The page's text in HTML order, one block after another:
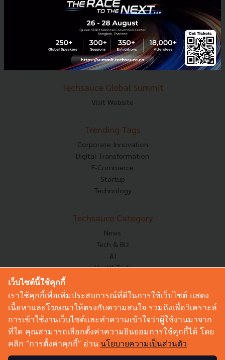
Techsauce Media
About Techsauce
Techsauce Services
Privacy Policy
ส่งบทความ
Techsauce Global Summit
Visit Website
Trending Tags
Corporate Innovation
Digital Transformation
E-Commerce
Startup
Technology
Techsauce Category
News
Tech & Biz
AI
HealthTech
Corp Innov
Saucy Thoughts
Based On
Sustainable
Videos
Podcast
เว็บไซต์นี้ใช้คุกกี้
เราใช้คุกกี้เพื่อเพิ่มประสบการณ์ที่ดีในการใช้เว็บไซต์ แสดง
เนื้อหาและโฆษณาให้ตรงกับความสนใจ รวมถึงเพื่อวิเคราะห์
การเข้าใช้งานเว็บไซต์และทำความเข้าใจว่าผู้ใช้งานมาจาก
ที่ใด คุณสามารถเลือกตั้งค่าความยินยอมการใช้คุกกี้ได้ โดย
คลิก “การตั้งค่าคุกกี้” อ่าน นโยบายความเป็นส่วนตัว